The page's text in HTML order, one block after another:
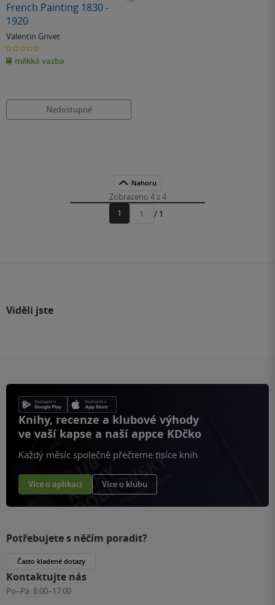
French Painting 1830 -
1920
Valentin Grivet
0.0
z
5
hvězdiček
měkká vazba
Nedostupné
Nahoru
Zobrazeno 4 z 4
1
Přejít
/ 1
Viděli jste
Knihy, recenze a klubové výhody
ve vaší kapse a naší appce KDčko
Každý měsíc společně přečteme tisíce knih
Více o aplikaci Více o klubu
Potřebujete s něčím poradit?
Často kladené dotazy
Kontaktujte nás
Po–Pá: 8:00–17:00